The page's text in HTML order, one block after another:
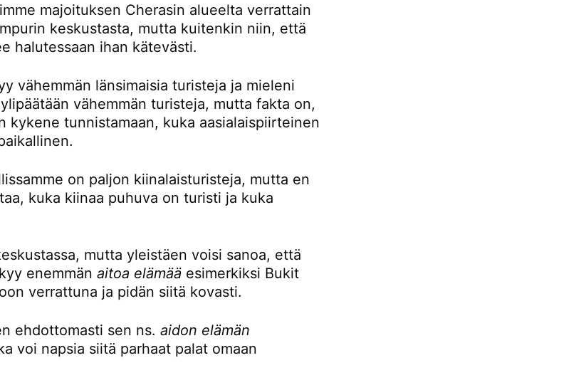
majoituksen Cherasin alueelta verrattain
keskustasta, mutta kuitenkin niin, että
halutessaan ihan kätevästi.
vähemmän länsimaisia turisteja ja mieleni
vähemmän turisteja, mutta fakta on,
kykene tunnistamaan, kuka aasialaispiirteinen
on paljon kiinalaisturisteja, mutta en
kuka kiinaa puhuva on turisti ja kuka
mutta yleistäen voisi sanoa, että
enemmän aitoa elämää esimerkiksi Bukit
verrattuna ja pidän siitä kovasti.
ehdottomasti sen ns. aidon elämän
voi napsia siitä parhaat palat omaan